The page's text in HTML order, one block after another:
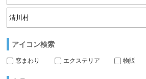
アイコン検索
窓まわり エクステリア 物販